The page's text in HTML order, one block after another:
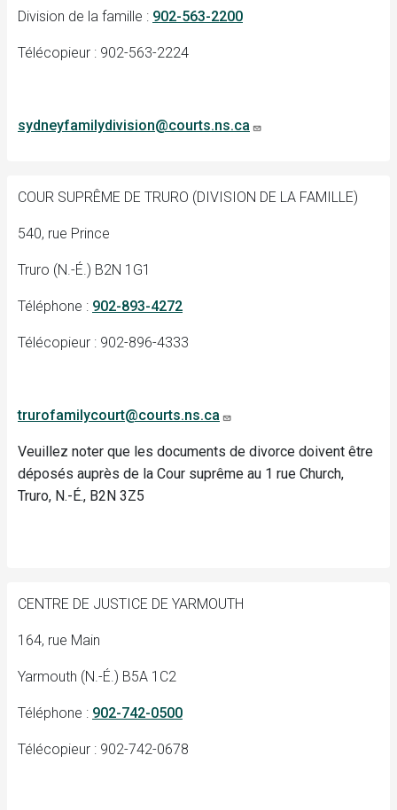
Division de la famille : 902-563-2200
Télécopieur : 902-563-2224
sydneyfamilydivision@courts.ns.ca
COUR SUPRÊME DE TRURO (DIVISION DE LA FAMILLE)
540, rue Prince
Truro (N.-É.) B2N 1G1
Téléphone : 902-893-4272
Télécopieur : 902-896-4333
trurofamilycourt@courts.ns.ca
Veuillez noter que les documents de divorce doivent être
déposés auprès de la Cour suprême au 1 rue Church,
Truro, N.-É., B2N 3Z5
CENTRE DE JUSTICE DE YARMOUTH
164, rue Main
Yarmouth (N.-É.) B5A 1C2
Téléphone : 902-742-0500
Télécopieur : 902-742-0678